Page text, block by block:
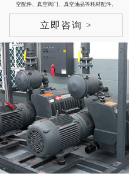
空配件、真空阀门、真空油品等耗材配件。
立即咨询 >